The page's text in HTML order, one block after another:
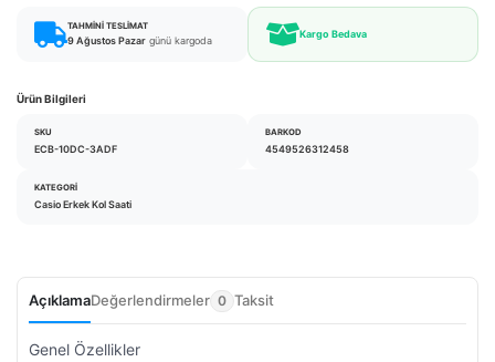
TAHMINI TESLIMAT
9 Ağustos Pazar günü kargoda
Kargo Bedava
Ürün Bilgileri
SKU
ECB-10DC-3ADF
BARKOD
4549526312458
KATEGORI
Casio Erkek Kol Saati
AçıklamaDeğerlendirmeler 0 Taksit
Genel Özellikler